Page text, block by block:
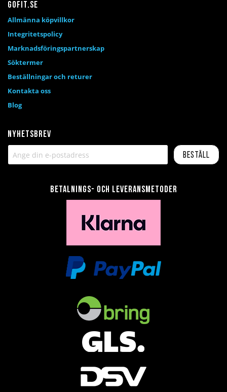
Nyhetsbrev
Beställ
Betalnings- och leveransmetoder
Gofit.se
Allmänna köpvillkor
Integritetspolicy
Marknadsföringspartnerskap
Söktermer
Beställningar och returer
Kontakta oss
Blog